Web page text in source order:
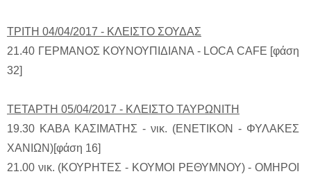
ΤΡΙΤΗ 04/04/2017 - ΚΛΕΙΣΤΟ ΣΟΥΔΑΣ
21.40 ΓΕΡΜΑΝΟΣ ΚΟΥΝΟΥΠΙΔΙΑΝΑ - LOCA CAFE [φάση
32]
ΤΕΤΑΡΤΗ 05/04/2017 - ΚΛΕΙΣΤΟ ΤΑΥΡΩΝΙΤΗ
19.30 ΚΑΒΑ ΚΑΣΙΜΑΤΗΣ - νικ. (ΕΝΕΤΙΚΟΝ - ΦΥΛΑΚΕΣ
ΧΑΝΙΩΝ)[φάση 16]
21.00 νικ. (ΚΟΥΡΗΤΕΣ - ΚΟΥΜΟΙ ΡΕΘΥΜΝΟΥ) - ΟΜΗΡΟΙ